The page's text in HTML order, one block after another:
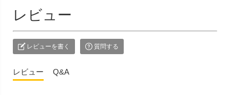
レビュー
レビューを書く 質問する
レビュー Q&A